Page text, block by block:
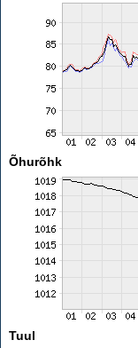
Õhurõhk
Tuul